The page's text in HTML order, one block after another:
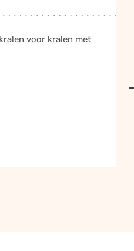
voor kralen met
inzamelingsactie om je
te promoten.